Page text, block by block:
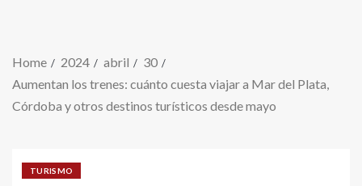
Home 2024 abril
30
Aumentan los trenes: cuánto cuesta viajar a Mar del Plata,
Córdoba y otros destinos turísticos desde mayo
TURISMO